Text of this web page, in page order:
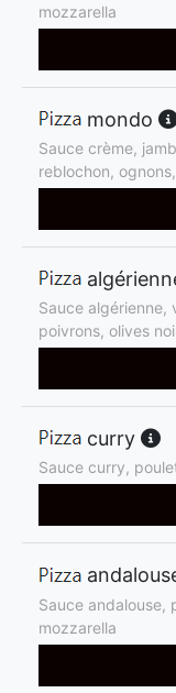
mozzarella
mondo
Sauce crème,
reblochon,
Sauce algérienne,
poivrons, olives
curry
Sauce curry,
Sauce andalouse,
mozzarella